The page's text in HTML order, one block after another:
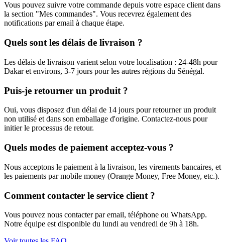
Vous pouvez suivre votre commande depuis votre espace client dans
la section "Mes commandes". Vous recevrez également des
notifications par email à chaque étape.
Quels sont les délais de livraison ?
Les délais de livraison varient selon votre localisation : 24-48h pour
Dakar et environs, 3-7 jours pour les autres régions du Sénégal.
Puis-je retourner un produit ?
Oui, vous disposez d'un délai de 14 jours pour retourner un produit
non utilisé et dans son emballage d'origine. Contactez-nous pour
initier le processus de retour.
Quels modes de paiement acceptez-vous ?
Nous acceptons le paiement à la livraison, les virements bancaires, et
les paiements par mobile money (Orange Money, Free Money, etc.).
Comment contacter le service client ?
Vous pouvez nous contacter par email, téléphone ou WhatsApp.
Notre équipe est disponible du lundi au vendredi de 9h à 18h.